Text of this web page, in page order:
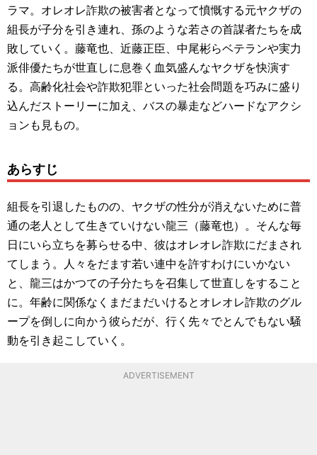
ラマ。オレオレ詐欺の被害者となって憤慨する元ヤクザの
組長が子分を引き連れ、孫のような若さの首謀者たちを成
敗していく。藤竜也、近藤正臣、中尾彬らベテランや実力
派俳優たちが世直しに息巻く血気盛んなヤクザを快演す
る。高齢化社会や詐欺犯罪といった社会問題を巧みに盛り
込んだストーリーに加え、バスの暴走などハードなアクシ
ョンも見もの。
あらすじ
組長を引退したものの、ヤクザの性分が消えないために普
通の老人として生きていけない龍三（藤竜也）。そんな毎
日にいら立ちを募らせる中、彼はオレオレ詐欺にだまされ
てしまう。人々をだます若い連中を許すわけにいかない
と、龍三はかつての子分たちを召集して世直しをすること
に。年齢に関係なくまだまだいけるとオレオレ詐欺のグル
ープを倒しに向かう彼らだが、行く先々でとんでもない騒
動を引き起こしていく。
ADVERTISEMENT